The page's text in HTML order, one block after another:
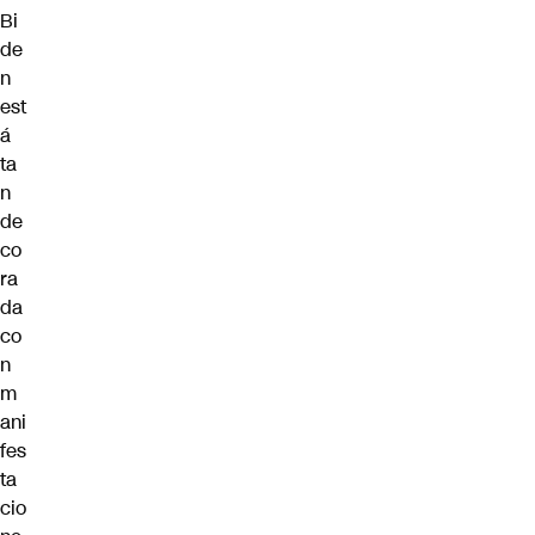
Bi
de
n
est
á
ta
n
de
co
ra
da
co
n
m
ani
fes
ta
cio